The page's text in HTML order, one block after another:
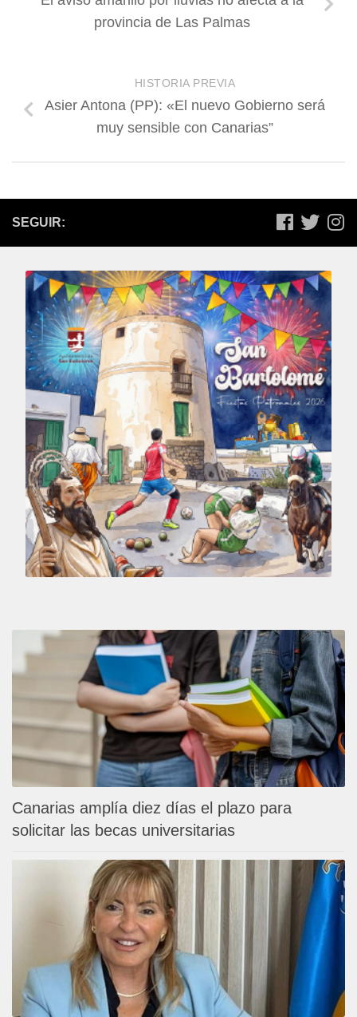
provincia de Las Palmas
HISTORIA PREVIA
Asier Antona (PP): «El nuevo Gobierno será
muy sensible con Canarias”
SEGUIR:
Canarias amplía diez días el plazo para
solicitar las becas universitarias